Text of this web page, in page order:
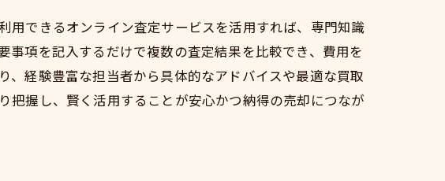
用できるオンライン査定サービスを活用すれば、専門知識
項を記入するだけで複数の査定結果を比較でき、費用を
経験豊富な担当者から具体的なアドバイスや最適な買取
把握し、賢く活用することが安心かつ納得の売却につなが